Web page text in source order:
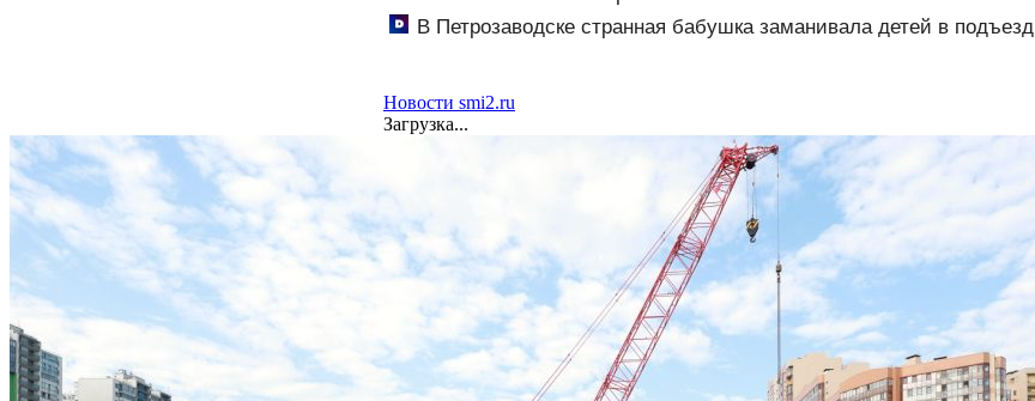
В Петрозаводске странная бабушка заманивала детей в подъезд
Новости smi2.ru
Загрузка...